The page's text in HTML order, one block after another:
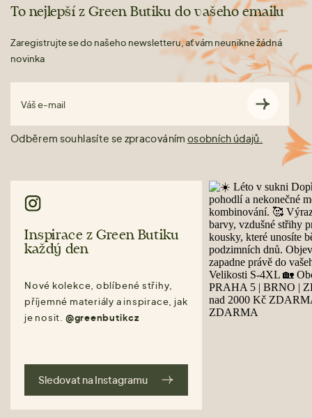
To nejlepší z Green Butiku do vašeho emailu
Zaregistrujte se do našeho newsletteru, ať vám neunikne žádná
novinka
Váš e-mail
Odběrem souhlasíte se zpracováním osobních údajů.
Inspirace z Green Butiku
každý den
Nové kolekce, oblíbené střihy,
příjemné materiály a inspirace, jak
je nosit. @greenbutikcz
Sledovat na Instagramu